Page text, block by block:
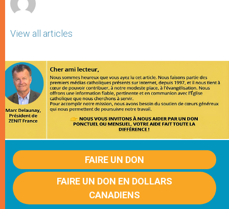
View all articles
FAIRE UN DON
FAIRE UN DON EN DOLLARS
CANADIENS